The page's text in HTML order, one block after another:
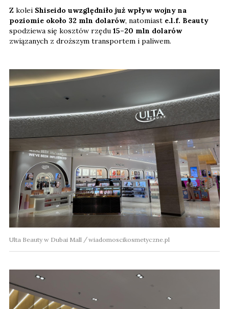
Z kolei Shiseido uwzględniło już wpływ wojny na
poziomie około 32 mln dolarów, natomiast e.l.f. Beauty
spodziewa się kosztów rzędu 15–20 mln dolarów
związanych z droższym transportem i paliwem.
Ulta Beauty w Dubai Mall wiadomoscikosmetyczne.pl